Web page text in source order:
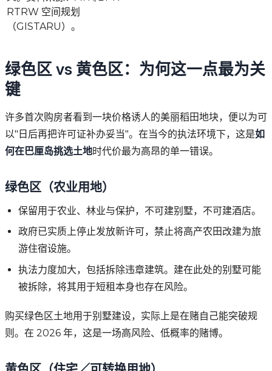
RTRW 空间规划
（GISTARU）。
绿色区 vs 黄色区：为何这一点最为关
键
许多首次购房者看到一块价格诱人的美丽稻田地块，便以为可
以"日后再把许可证补办妥当"。在当今的执法环境下，这是如
何在巴厘岛挑选土地时代价最为高昂的单一错误。
绿色区（农业用地）
保留用于农业、林业与保护，不可建别墅，不可建酒店。
政府已实质上停止发放新许可，禁止将高产农田改建为旅
游住宿设施。
执法力度加大，包括拆除违章建筑。建在此处的别墅可能
被拆除，将其用于短租本身也存在风险。
购买绿色区土地用于别墅建设，实际上是在赌自己能突破规
则。在 2026 年，这是一场高风险、低概率的赌博。